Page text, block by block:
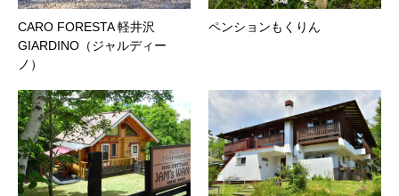
CARO FORESTA 軽井沢
GIARDINO（ジャルディー
ノ）
ペンションもくりん